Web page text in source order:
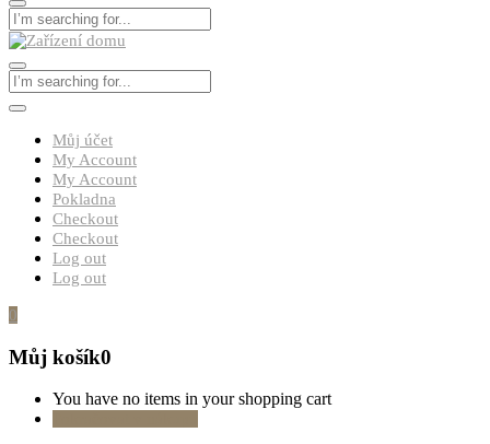
Můj účet
My Account
My Account
Pokladna
Checkout
Checkout
Log out
Log out
0
Můj košík0
You have no items in your shopping cart